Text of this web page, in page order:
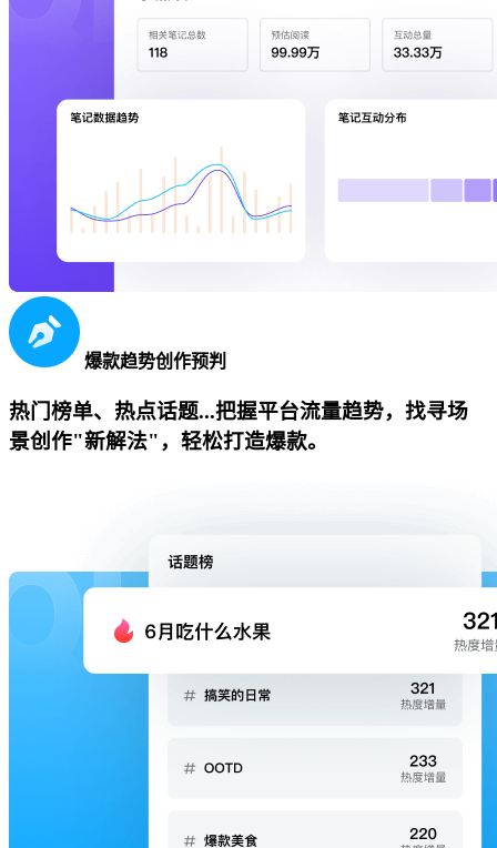
爆款趋势创作预判
热门榜单、热点话题...把握平台流量趋势，找寻场
景创作"新解法"，轻松打造爆款。